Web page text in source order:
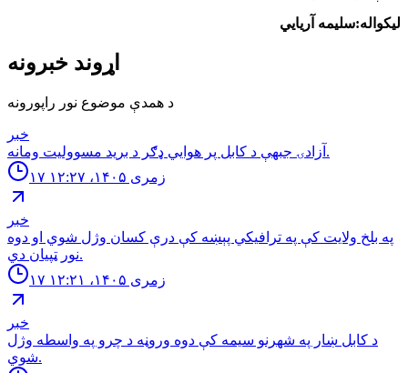
لیکواله:سلیمه آریایي
اړوند خبرونه
د همدې موضوع نور راپورونه
خبر
آزادۍ جبهې د کابل پر هوايي ډګر د برید مسوولیت ومانه.
۱۷ زمری ۱۴۰۵، ۱۲:۲۷
خبر
په بلخ ولایت کې په ترافیکي پېښه کې درې کسان وژل شوي او دوه
نور ټپیان دي.
۱۷ زمری ۱۴۰۵، ۱۲:۲۱
خبر
د كابل ښار په شهرنو سيمه كې دوه وروڼه د چرو په واسطه وژل
شوي.